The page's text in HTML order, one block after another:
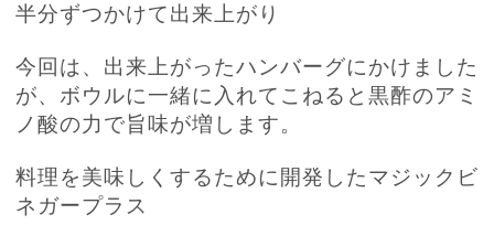
半分ずつかけて出来上がり
今回は、出来上がったハンバーグにかけました
が、ボウルに一緒に入れてこねると黒酢のアミ
ノ酸の力で旨味が増します。
料理を美味しくするために開発したマジックビ
ネガープラス